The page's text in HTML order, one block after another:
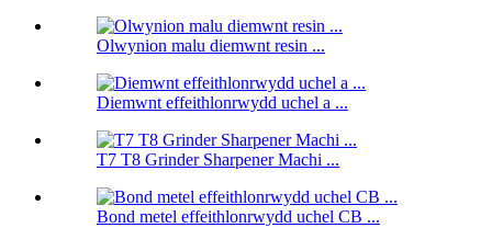
Olwynion malu diemwnt resin ...
Diemwnt effeithlonrwydd uchel a ...
T7 T8 Grinder Sharpener Machi ...
Bond metel effeithlonrwydd uchel CB ...